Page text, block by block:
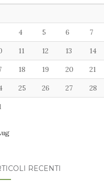
4 5 6 7
11 12 13 14
18 19 20 21
25 26 27 28
RECENTI